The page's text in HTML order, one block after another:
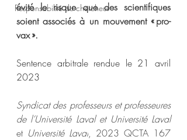
Responsabilité du chercheur
évité le risque que des scientifiques
soient associés à un mouvement « pro-
vax ».
Sentence arbitrale rendue le 21 avril
2023
Syndicat des professeurs et professeures
de l’Université Laval et Université Laval
et Université Laval, 2023 QCTA 167